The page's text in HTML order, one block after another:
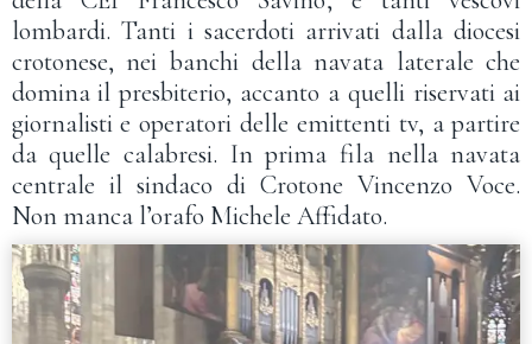
lombardi. Tanti i sacerdoti arrivati dalla diocesi
crotonese, nei banchi della navata laterale che
domina il presbiterio, accanto a quelli riservati ai
giornalisti e operatori delle emittenti tv, a partire
da quelle calabresi. In prima fila nella navata
centrale il sindaco di Crotone Vincenzo Voce.
Non manca l’orafo Michele Affidato.